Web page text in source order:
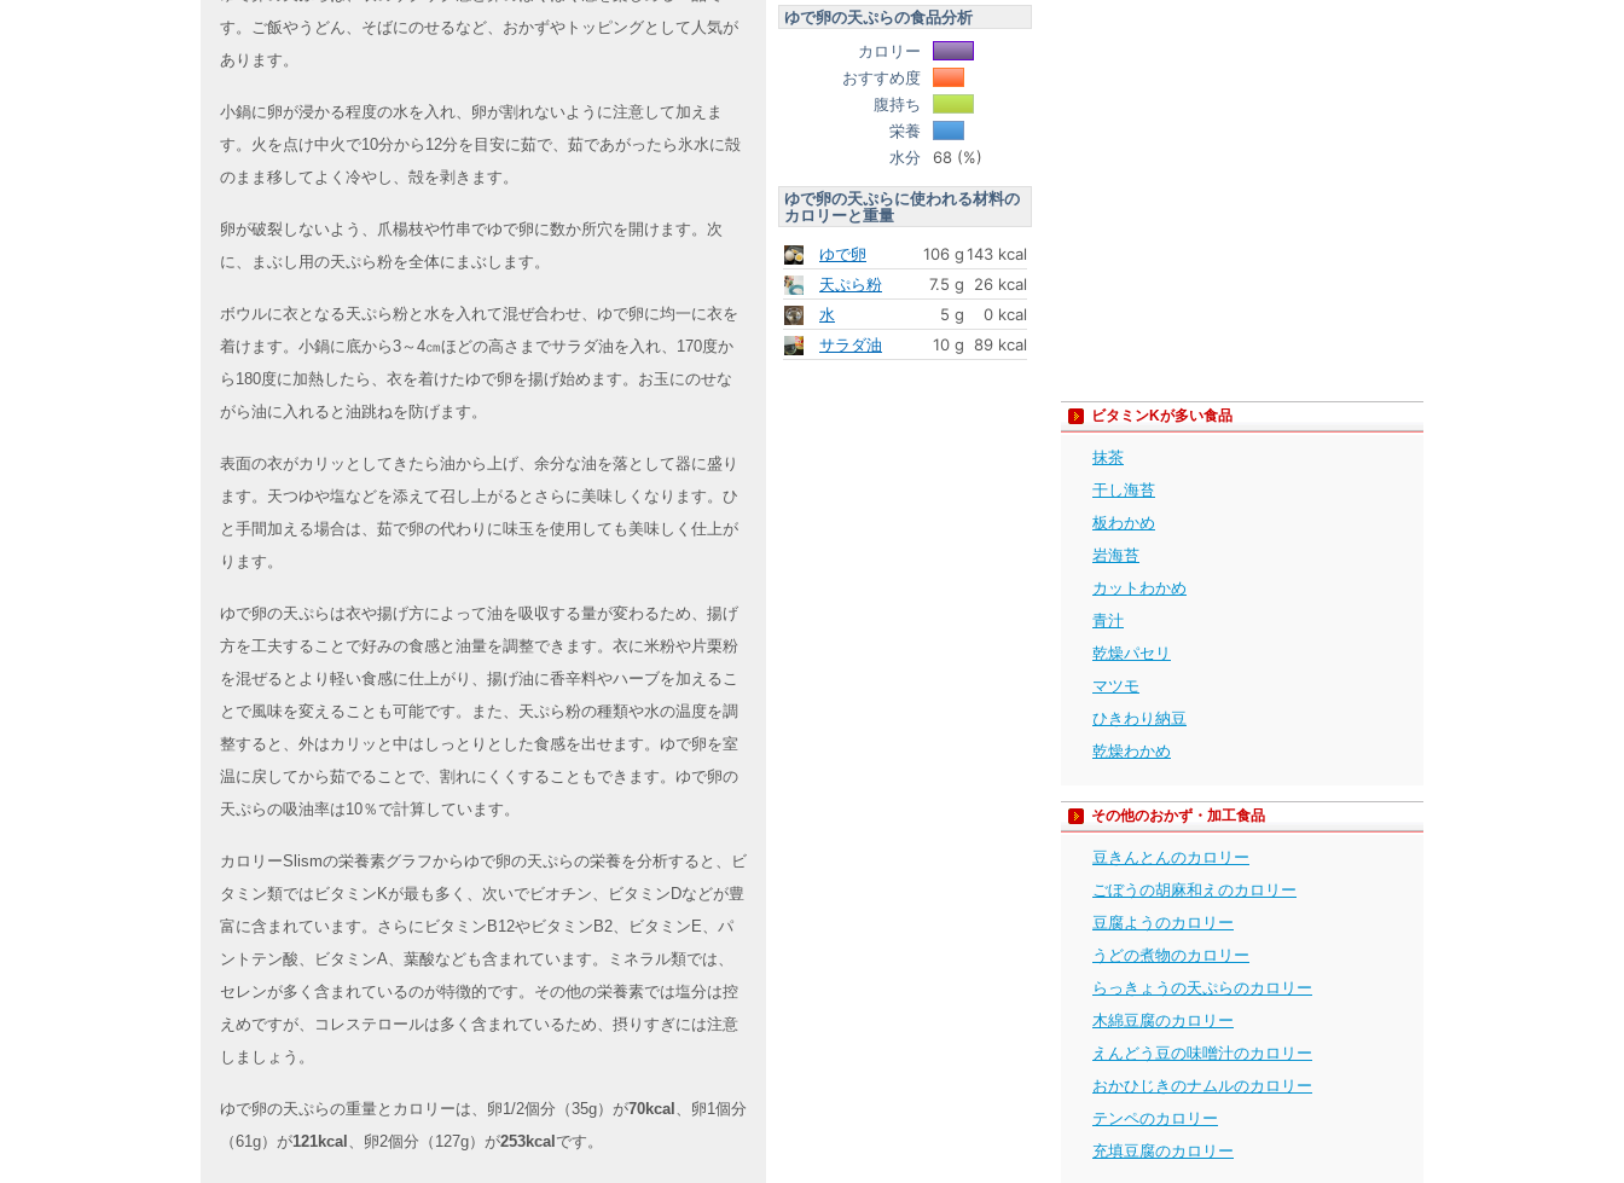
す。ご飯やうどん、そばにのせるなど、おかずやトッピングとして人気が
あります。
小鍋に卵が浸かる程度の水を入れ、卵が割れないように注意して加えま
す。火を点け中火で10分から12分を目安に茹で、茹であがったら氷水に殻
のまま移してよく冷やし、殻を剥きます。
卵が破裂しないよう、爪楊枝や竹串でゆで卵に数か所穴を開けます。次
に、まぶし用の天ぷら粉を全体にまぶします。
ボウルに衣となる天ぷら粉と水を入れて混ぜ合わせ、ゆで卵に均一に衣を
着けます。小鍋に底から3～4㎝ほどの高さまでサラダ油を入れ、170度か
ら180度に加熱したら、衣を着けたゆで卵を揚げ始めます。お玉にのせな
がら油に入れると油跳ねを防げます。
表面の衣がカリッとしてきたら油から上げ、余分な油を落として器に盛り
ます。天つゆや塩などを添えて召し上がるとさらに美味しくなります。ひ
と手間加える場合は、茹で卵の代わりに味玉を使用しても美味しく仕上が
ります。
ゆで卵の天ぷらは衣や揚げ方によって油を吸収する量が変わるため、揚げ
方を工夫することで好みの食感と油量を調整できます。衣に米粉や片栗粉
を混ぜるとより軽い食感に仕上がり、揚げ油に香辛料やハーブを加えるこ
とで風味を変えることも可能です。また、天ぷら粉の種類や水の温度を調
整すると、外はカリッと中はしっとりとした食感を出せます。ゆで卵を室
温に戻してから茹でることで、割れにくくすることもできます。ゆで卵の
天ぷらの吸油率は10％で計算しています。
カロリーSlismの栄養素グラフからゆで卵の天ぷらの栄養を分析すると、ビ
タミン類ではビタミンKが最も多く、次いでビオチン、ビタミンDなどが豊
富に含まれています。さらにビタミンB12やビタミンB2、ビタミンE、パ
ントテン酸、ビタミンA、葉酸なども含まれています。ミネラル類では、
セレンが多く含まれているのが特徴的です。その他の栄養素では塩分は控
えめですが、コレステロールは多く含まれているため、摂りすぎには注意
しましょう。
ゆで卵の天ぷらの重量とカロリーは、卵1/2個分（35g）が70kcal 、卵1個分
（61g）が121kcal 、卵2個分（127g）が253kcal です。
ゆで卵の天ぷらの食品分析
カロリー
おすすめ度
腹持ち
栄養
水分
68 (%)
ゆで卵の天ぷらに使われる材料の
カロリーと重量
ゆで卵
106 g143 kcal
天ぷら粉
7.5 g
26 kcal
水
5 g
0 kcal
サラダ油
10 g 89 kcal
ビタミンKが多い食品
抹茶
干し海苔
板わかめ
岩海苔
カットわかめ
青汁
乾燥パセリ
マツモ
ひきわり納豆
乾燥わかめ
その他のおかず・加工食品
豆きんとんのカロリー
ごぼうの胡麻和えのカロリー
豆腐ようのカロリー
うどの煮物のカロリー
らっきょうの天ぷらのカロリー
木綿豆腐のカロリー
えんどう豆の味噌汁のカロリー
おかひじきのナムルのカロリー
テンペのカロリー
充填豆腐のカロリー